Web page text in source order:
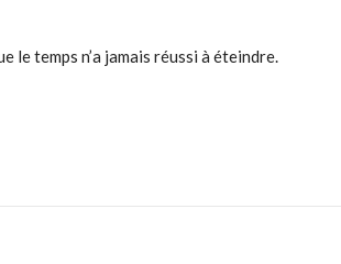
temps n’a jamais réussi à éteindre.